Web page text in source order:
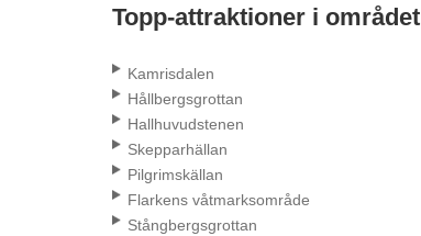
Topp-attraktioner i området
Kamrisdalen
Hållbergsgrottan
Hallhuvudstenen
Skepparhällan
Pilgrimskällan
Flarkens våtmarksområde
Stångbergsgrottan